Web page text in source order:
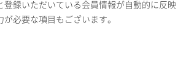
半角英数）
録いただいている会員情報が自動的に反映
必要な項目もございます。